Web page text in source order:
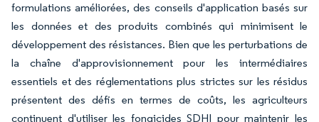
formulations améliorées, des conseils d'application basés sur
les données et des produits combinés qui minimisent le
développement des résistances. Bien que les perturbations de
la chaîne d'approvisionnement pour les intermédiaires
essentiels et des réglementations plus strictes sur les résidus
présentent des défis en termes de coûts, les agriculteurs
continuent d'utiliser les fongicides SDHI pour maintenir les